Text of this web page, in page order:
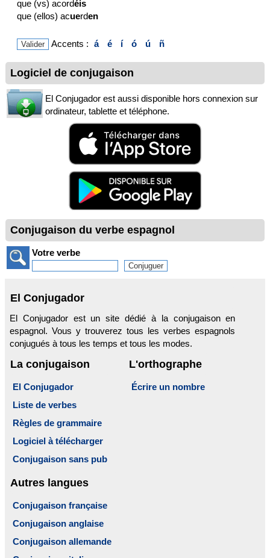
que (vs) acordéis
que (ellos) acuerden
Accents : á é í ó ú ñ
Logiciel de conjugaison
El Conjugador est aussi disponible hors connexion sur
ordinateur, tablette et téléphone.
Conjugaison du verbe espagnol
Votre verbe
El Conjugador
El Conjugador est un site dédié à la conjugaison en
espagnol. Vous y trouverez tous les verbes espagnols
conjugués à tous les temps et tous les modes.
La conjugaison
El Conjugador
Liste de verbes
Règles de grammaire
Logiciel à télécharger
Conjugaison sans pub
L'orthographe
Écrire un nombre
Autres langues
Conjugaison française
Conjugaison anglaise
Conjugaison allemande